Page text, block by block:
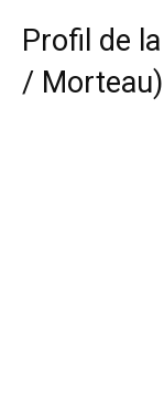
Profil de
/ Morteau)